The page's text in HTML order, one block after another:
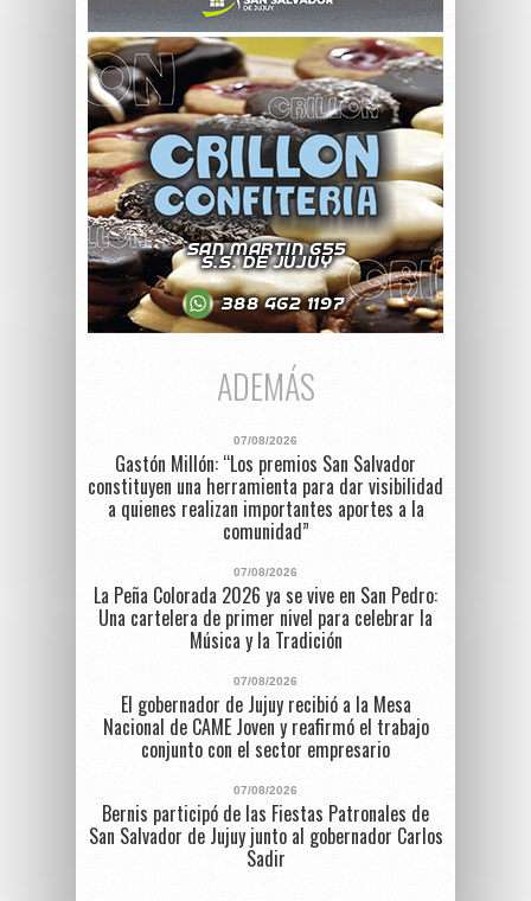
ADEMÁS
07/08/2026
Gastón Millón: “Los premios San Salvador
constituyen una herramienta para dar visibilidad
a quienes realizan importantes aportes a la
comunidad”
07/08/2026
La Peña Colorada 2026 ya se vive en San Pedro:
Una cartelera de primer nivel para celebrar la
Música y la Tradición
07/08/2026
El gobernador de Jujuy recibió a la Mesa
Nacional de CAME Joven y reafirmó el trabajo
conjunto con el sector empresario
07/08/2026
Bernis participó de las Fiestas Patronales de
San Salvador de Jujuy junto al gobernador Carlos
Sadir